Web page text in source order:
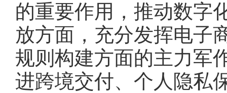
的重要作用，推动数字
放方面，充分发挥电子
规则构建方面的主力军
进跨境交付、个人隐私